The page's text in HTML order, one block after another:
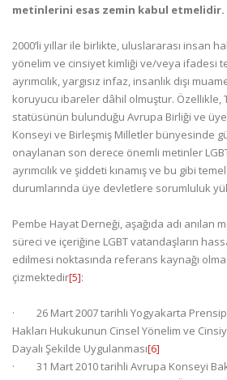
metinlerini esas zemin kabul etmelidir.
2000’li yıllar ile birlikte, uluslararası insan
yönelim ve cinsiyet kimliği ve/veya ifadesi
ayrımcılık, yargısız infaz, insanlık dışı
koruyucu ibareler dâhil olmuştur. Özellikle,
statüsünün bulunduğu Avrupa Birliği ve
Konseyi ve Birleşmiş Milletler bünyesinde
onaylanan son derece önemli metinler
ayrımcılık ve şiddeti kınamış ve bu gibi
durumlarında üye devletlere sorumluluk
Pembe Hayat Derneği, aşağıda adı anılan
süreci ve içeriğine LGBT vatandaşların
edilmesi noktasında referans kaynağı
çizmektedir[5]:
· 26 Mart 2007 tarihli Yogyakarta
Hakları Hukukunun Cinsel Yönelim ve
Dayalı Şekilde Uygulanması[6]
· 31 Mart 2010 tarihli Avrupa Konseyi